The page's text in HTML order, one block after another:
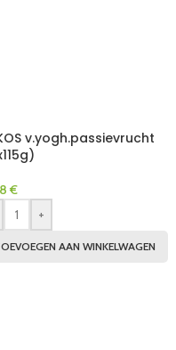
v.yogh.passievrucht
€
+
AAN WINKELWAGEN